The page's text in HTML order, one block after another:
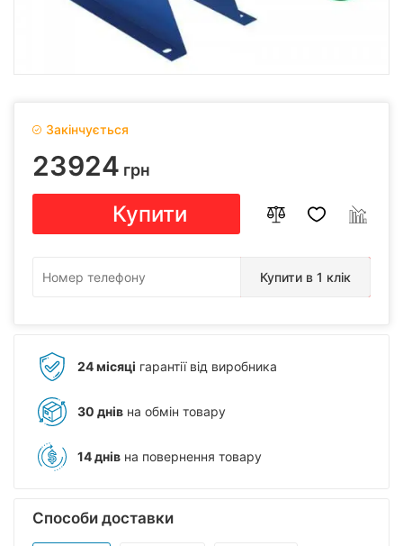
Закінчується
23924 грн
Купити
Купити в 1 клік
24 місяці гарантії від виробника
30 днів на обмін товару
14 днів на повернення товару
Способи доставки